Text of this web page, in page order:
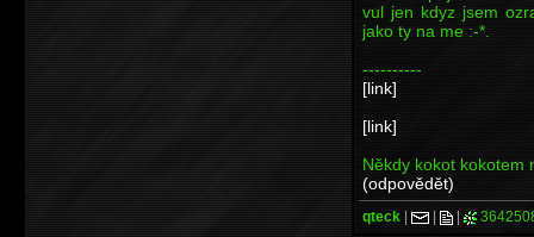
vul jen kdyz jsem
jako ty na me :-*.
----------
[link]
[link]
Někdy kokot kokotem
(odpovědět)
qteck | | |